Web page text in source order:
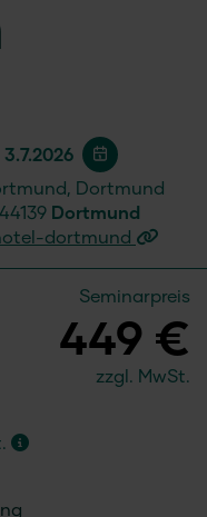
3.7.2026
Dortmund
Dortmund
dortmund
Seminarpreis
449 €
zzgl. MwSt.